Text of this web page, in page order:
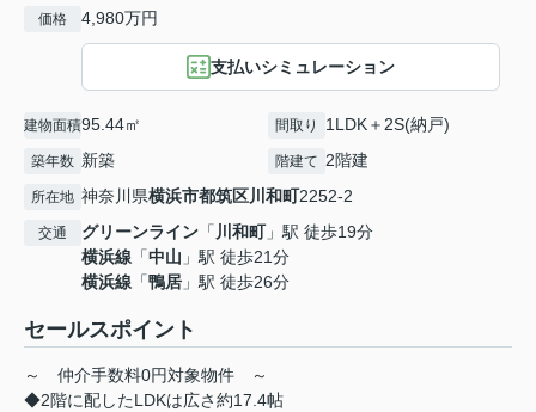
価格 4,980万円
支払いシミュレーション
建物面積95.44㎡ 間取り 1LDK＋2S(納戸)
築年数 新築 階建て 2階建
所在地 神奈川県横浜市都筑区川和町2252-2
交通 グリーンライン 「 川和町」駅 徒歩19分
横浜線 「中山 」駅 徒歩21分
横浜線 「鴨居 」駅 徒歩26分
セールスポイント
～ 仲介手数料0円対象物件 ～
◆2階に配したLDKは広さ約17.4帖